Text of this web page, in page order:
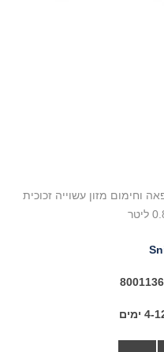
וחימום מזון עשוייה זכוכית
ימים